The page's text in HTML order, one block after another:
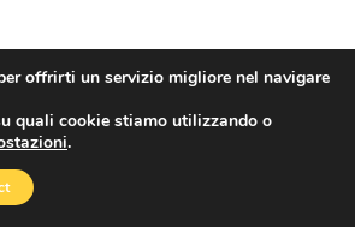
offrirti un servizio migliore nel navigare
quali cookie stiamo utilizzando o
.